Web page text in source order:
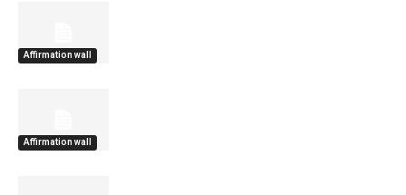
Affirmation wall
Affirmation wall